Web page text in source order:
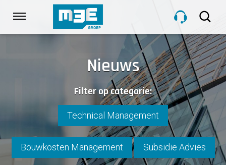
links
PROJECTEN
OVER M3E
Nieuws
Filter op categorie:
Technical Management
Bouwkosten Management Subsidie Advies